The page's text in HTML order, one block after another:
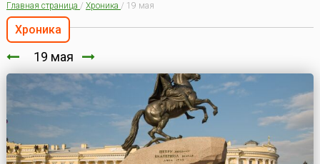
Главная страница / Хроника / 19 мая
Хроника
19 мая